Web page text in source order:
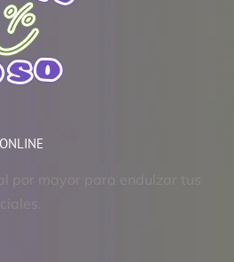
por mayor para endulzar tus